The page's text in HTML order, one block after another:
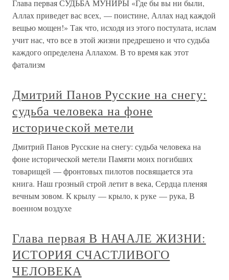
Глава первая СУДЬБА МУНИРЫ «Где бы вы ни были,
Аллах приведет вас всех, — поистине, Аллах над каждой
вещью мощен!» Так что, исходя из этого постулата, ислам
учит нас, что все в этой жизни предрешено и что судьба
каждого определена Аллахом. В то время как этот
фатализм
Дмитрий Панов Русские на снегу:
судьба человека на фоне
исторической метели
Дмитрий Панов Русские на снегу: судьба человека на
фоне исторической метели Памяти моих погибших
товарищей — фронтовых пилотов посвящается эта
книга. Наш грозный строй летит в века, Сердца пленяя
вечным зовом. К крылу — крыло, к руке — рука, В
военном воздухе
Глава первая В НАЧАЛЕ ЖИЗНИ:
ИСТОРИЯ СЧАСТЛИВОГО
ЧЕЛОВЕКА